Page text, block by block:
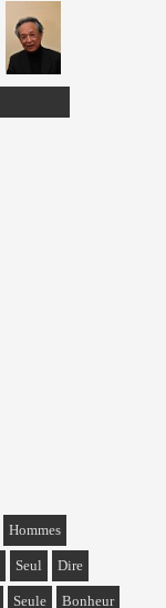
Hommes
Seul Dire
Seule Bonheur